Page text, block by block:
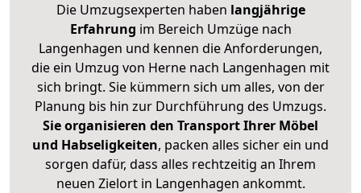
Die Umzugsexperten haben langjährige
Erfahrung im Bereich Umzüge nach
Langenhagen und kennen die Anforderungen,
die ein Umzug von Herne nach Langenhagen mit
sich bringt. Sie kümmern sich um alles, von der
Planung bis hin zur Durchführung des Umzugs.
Sie organisieren den Transport Ihrer Möbel
und Habseligkeiten, packen alles sicher ein und
sorgen dafür, dass alles rechtzeitig an Ihrem
neuen Zielort in Langenhagen ankommt.